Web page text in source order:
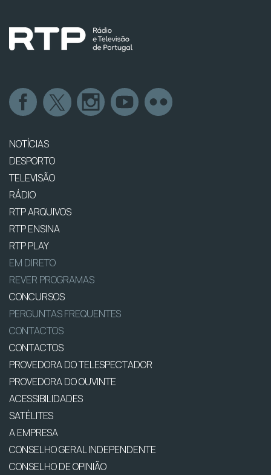
NOTÍCIAS
DESPORTO
TELEVISÃO
RÁDIO
RTP ARQUIVOS
RTP ENSINA
RTP PLAY
EM DIRETO
REVER PROGRAMAS
CONCURSOS
PERGUNTAS FREQUENTES
CONTACTOS
CONTACTOS
PROVEDORA DO TELESPECTADOR
PROVEDORA DO OUVINTE
ACESSIBILIDADES
SATÉLITES
A EMPRESA
CONSELHO GERAL INDEPENDENTE
CONSELHO DE OPINIÃO